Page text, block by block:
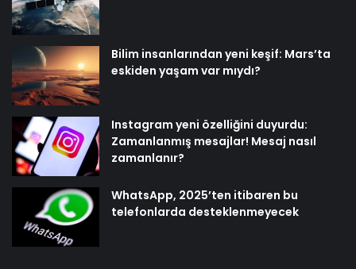
Bilim insanlarından yeni keşif: Mars’ta
eskiden yaşam var mıydı?
Instagram yeni özelliğini duyurdu:
Zamanlanmış mesajlar! Mesaj nasıl
zamanlanır?
WhatsApp, 2025’ten itibaren bu
telefonlarda desteklenmeyecek